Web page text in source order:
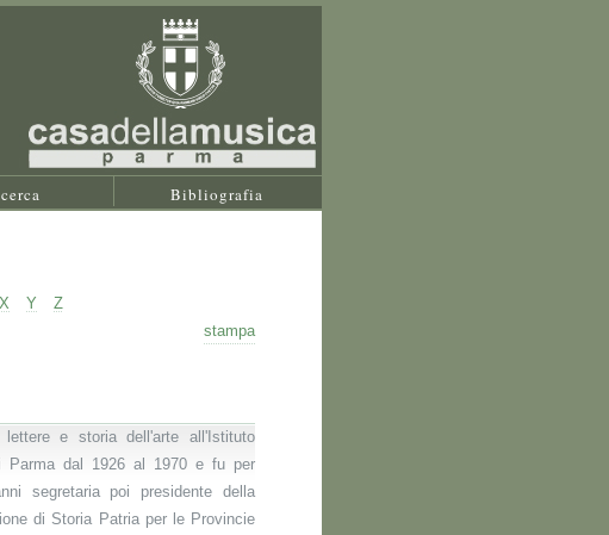
Bibliografia
X Y
Z
stampa
lettere e storia dell'arte all'Istituto
Parma dal 1926 al 1970 e fu per
segretaria poi presidente della
di Storia Patria per le Provincie